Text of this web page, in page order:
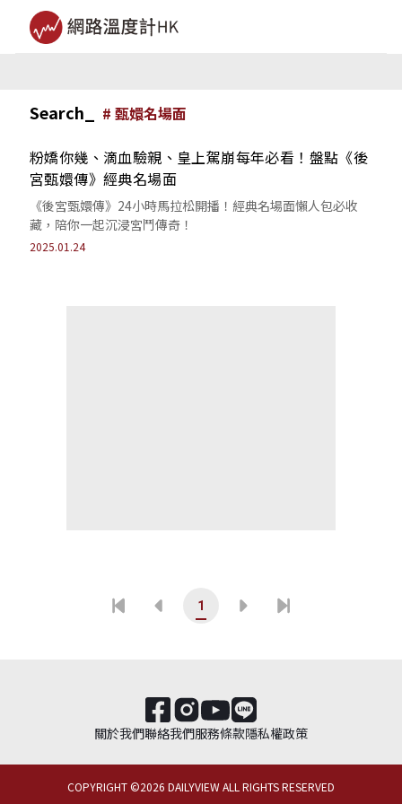
Search_ # 甄嬛名場面
粉嬌你幾、滴血驗親、皇上駕崩每年必看！盤點《後
宮甄嬛傳》經典名場面
《後宮甄嬛傳》24小時馬拉松開播！經典名場面懶人包必收
藏，陪你一起沉浸宮鬥傳奇！
2025.01.24
1
關於我們聯絡我們服務條款隱私權政策
COPYRIGHT ©2026 DAILYVIEW ALL RIGHTS RESERVED